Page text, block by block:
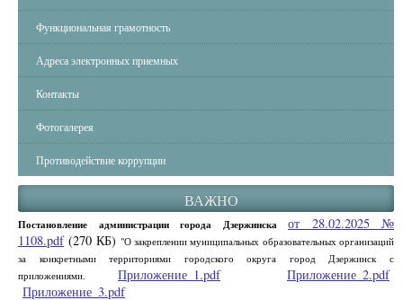
Функциональная грамотность
Адреса электронных приемных
Контакты
Фотогалерея
Противодействие коррупции
ВАЖНО
Постановление администрации города Дзержинска от 28.02.2025 №
1108.pdf(270 КБ) "О закреплении муниципальных образовательных организаций
за конкретными территориями городского округа город Дзержинск с
приложениями. Приложение_1.pdf
Приложение_2.pdf
Приложение_3.pdf